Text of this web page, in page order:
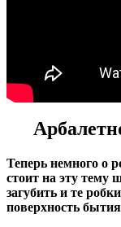
Теперь немного о
стоит на эту тему
загубить и те
поверхность